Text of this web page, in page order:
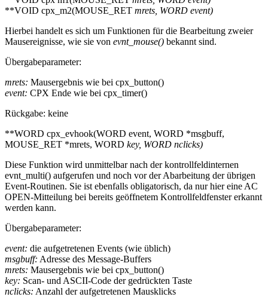
**VOID cpx_m2(MOUSE_RET mrets, WORD event)
Hierbei handelt es sich um Funktionen für die Bearbeitung zweier
Mausereignisse, wie sie von evnt_mouse() bekannt sind.
Übergabeparameter:
mrets: Mausergebnis wie bei cpx_button()
event: CPX Ende wie bei cpx_timer()
Rückgabe: keine
**WORD cpx_evhook(WORD event, WORD *msgbuff,
MOUSE_RET *mrets, WORD key, WORD nclicks)
Diese Funktion wird unmittelbar nach der kontrollfeldinternen
evnt_multi() aufgerufen und noch vor der Abarbeitung der übrigen
Event-Routinen. Sie ist ebenfalls obligatorisch, da nur hier eine AC
OPEN-Mitteilung bei bereits geöffnetem Kontrollfeldfenster erkannt
werden kann.
Übergabeparameter:
event: die aufgetretenen Events (wie üblich)
msgbuff: Adresse des Message-Buffers
mrets: Mausergebnis wie bei cpx_button()
key: Scan- und ASCII-Code der gedrückten Taste
nclicks: Anzahl der aufgetretenen Mausklicks